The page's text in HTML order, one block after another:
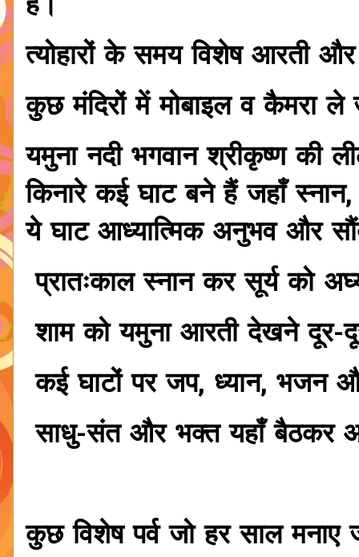
त्योहारों के समय विशेष आरती
कुछ मंदिरों में मोबाइल व कैमरा ले
यमुना नदी भगवान श्रीकृष्ण की
किनारे कई घाट बने हैं जहाँ
ये घाट आध्यात्मिक अनुभव और
प्रातःकाल स्नान कर सूर्य को
शाम को यमुना आरती देखने
कई घाटों पर जप, ध्यान, भजन
साधु-संत और भक्त यहाँ बैठकर
कुछ विशेष पर्व जो हर साल